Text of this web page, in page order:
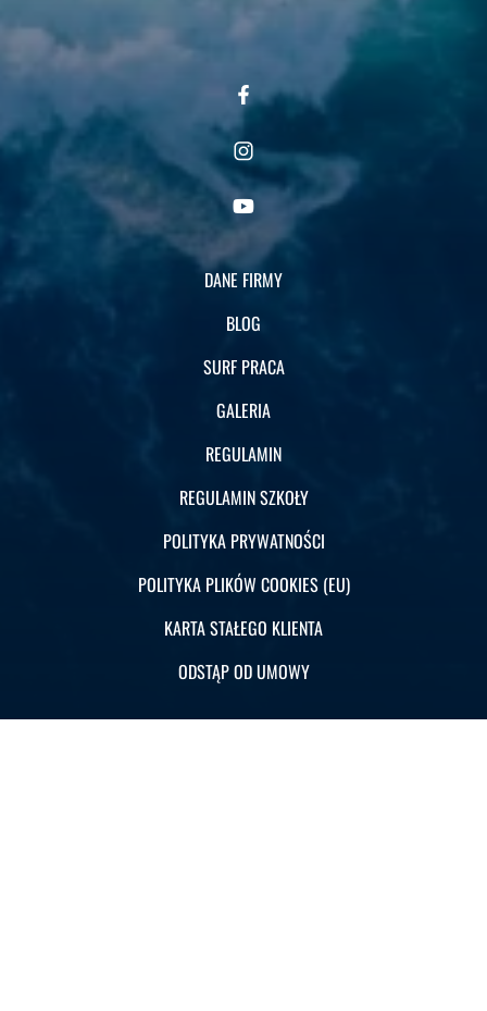
DANE FIRMY
BLOG
SURF PRACA
GALERIA
REGULAMIN
REGULAMIN SZKOŁY
POLITYKA PRYWATNOŚCI
POLITYKA PLIKÓW COOKIES (EU)
KARTA STAŁEGO KLIENTA
ODSTĄP OD UMOWY